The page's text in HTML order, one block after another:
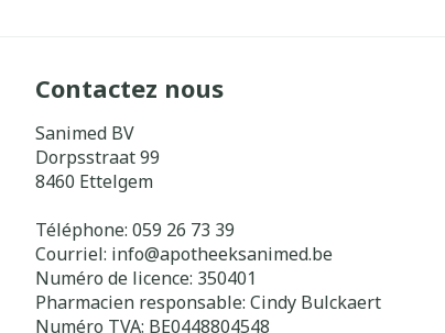
Contactez nous
Sanimed BV
Dorpsstraat 99
8460 Ettelgem
Téléphone: 059 26 73 39
Courriel: info@apotheeksanimed.be
Numéro de licence: 350401
Pharmacien responsable: Cindy Bulckaert
Numéro TVA: BE0448804548